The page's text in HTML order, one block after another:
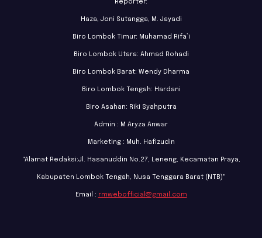
Reporter:
Haza, Joni Sutangga, M. Jayadi
Biro Lombok Timur: Muhamad Rifa’i
Biro Lombok Utara: Ahmad Rohadi
Biro Lombok Barat: Wendy Dharma
Biro Lombok Tengah: Hardani
Biro Asahan: Riki Syahputra
Admin : M Aryza Anwar
Marketing : Muh. Hafizudin
"Alamat Redaksi:Jl. Hasanuddin No.27, Leneng, Kecamatan Praya,
Kabupaten Lombok Tengah, Nusa Tenggara Barat (NTB)"
Email : rmwebofficial@gmail.com